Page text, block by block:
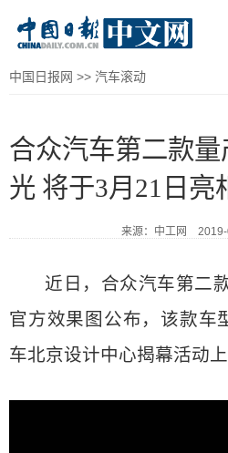
中国日报网 >> 汽车滚动
合众汽车第二款
光 将于3月21日亮
来源：中工网 2019-
近日，合众汽车第二
官方效果图公布，该款车
车北京设计中心揭幕活动上